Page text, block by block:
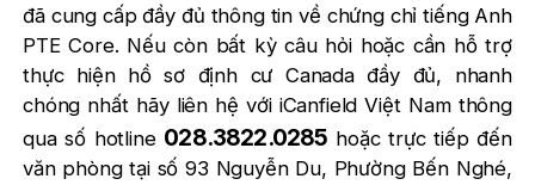
đã cung cấp đầy đủ thông tin về chứng chỉ tiếng Anh
PTE Core. Nếu còn bất kỳ câu hỏi hoặc cần hỗ trợ
thực hiện hồ sơ định cư Canada đầy đủ, nhanh
chóng nhất hãy liên hệ với iCanfield Việt Nam thông
qua số hotline 028.3822.0285 hoặc trực tiếp đến
văn phòng tại số 93 Nguyễn Du, Phường Bến Nghé,